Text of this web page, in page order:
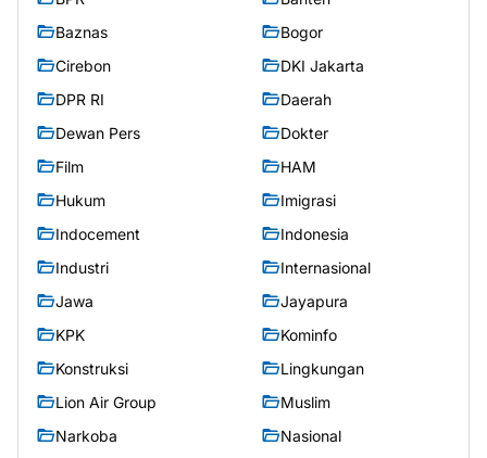
Baznas
Bogor
Cirebon
DKI Jakarta
DPR RI
Daerah
Dewan Pers
Dokter
Film
HAM
Hukum
Imigrasi
Indocement
Indonesia
Industri
Internasional
Jawa
Jayapura
KPK
Kominfo
Konstruksi
Lingkungan
Lion Air Group
Muslim
Narkoba
Nasional